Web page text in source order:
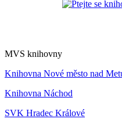
MVS knihovny
Knihovna Nové město nad
Knihovna Náchod
SVK Hradec Králové